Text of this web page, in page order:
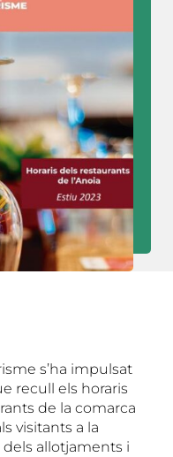
s’ha impulsat
recull els horaris
de la comarca
visitants a la
allotjaments i